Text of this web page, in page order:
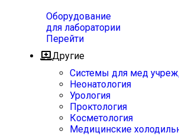
Оборудование
для лаборатории
Перейти
Другие
Системы для мед
Неонатология
Урология
Проктология
Косметология
Медицинские